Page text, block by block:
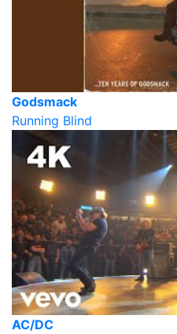
Godsmack
Running Blind
AC/DC